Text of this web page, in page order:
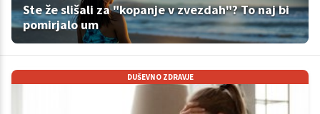
Ste že slišali za "kopanje v zvezdah"? To naj bi
pomirjalo um
DUŠEVNO ZDRAVJE